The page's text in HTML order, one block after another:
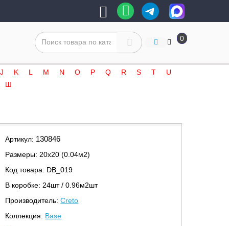
0
J K L M N O P Q R S T
U
Ш
Артикул: 130846
Размеры: 20х20 (0.04м2)
Код товара: DB_019
В коробке: 24шт / 0.96м2шт
Производитель:Creto
Коллекция: Base